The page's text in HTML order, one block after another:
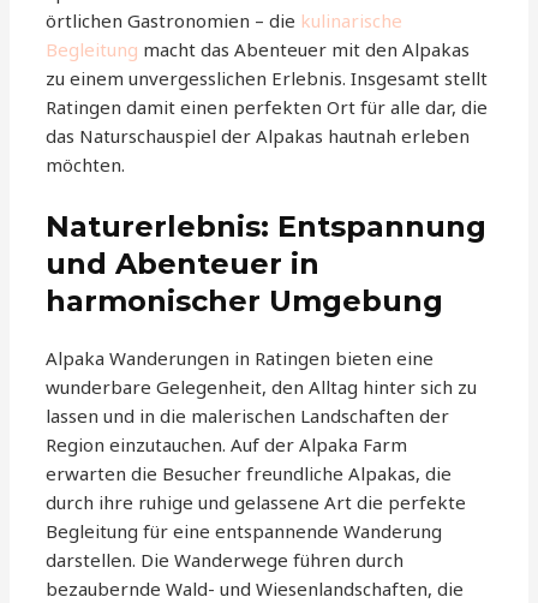
örtlichen Gastronomien – die kulinarische
Begleitung macht das Abenteuer mit den Alpakas
zu einem unvergesslichen Erlebnis. Insgesamt stellt
Ratingen damit einen perfekten Ort für alle dar, die
das Naturschauspiel der Alpakas hautnah erleben
möchten.
Naturerlebnis: Entspannung
und Abenteuer in
harmonischer Umgebung
Alpaka Wanderungen in Ratingen bieten eine
wunderbare Gelegenheit, den Alltag hinter sich zu
lassen und in die malerischen Landschaften der
Region einzutauchen. Auf der Alpaka Farm
erwarten die Besucher freundliche Alpakas, die
durch ihre ruhige und gelassene Art die perfekte
Begleitung für eine entspannende Wanderung
darstellen. Die Wanderwege führen durch
bezaubernde Wald- und Wiesenlandschaften, die